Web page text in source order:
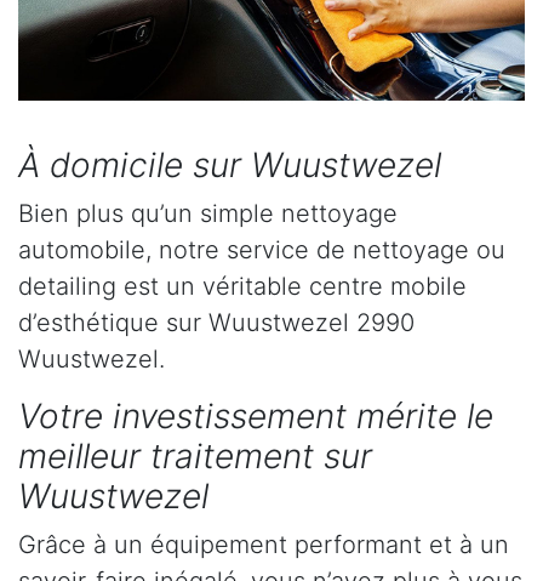
À domicile sur Wuustwezel
Bien plus qu’un simple nettoyage
automobile, notre service de nettoyage ou
detailing est un véritable centre mobile
d’esthétique sur Wuustwezel 2990
Wuustwezel.
Votre investissement mérite le
meilleur traitement sur
Wuustwezel
Grâce à un équipement performant et à un